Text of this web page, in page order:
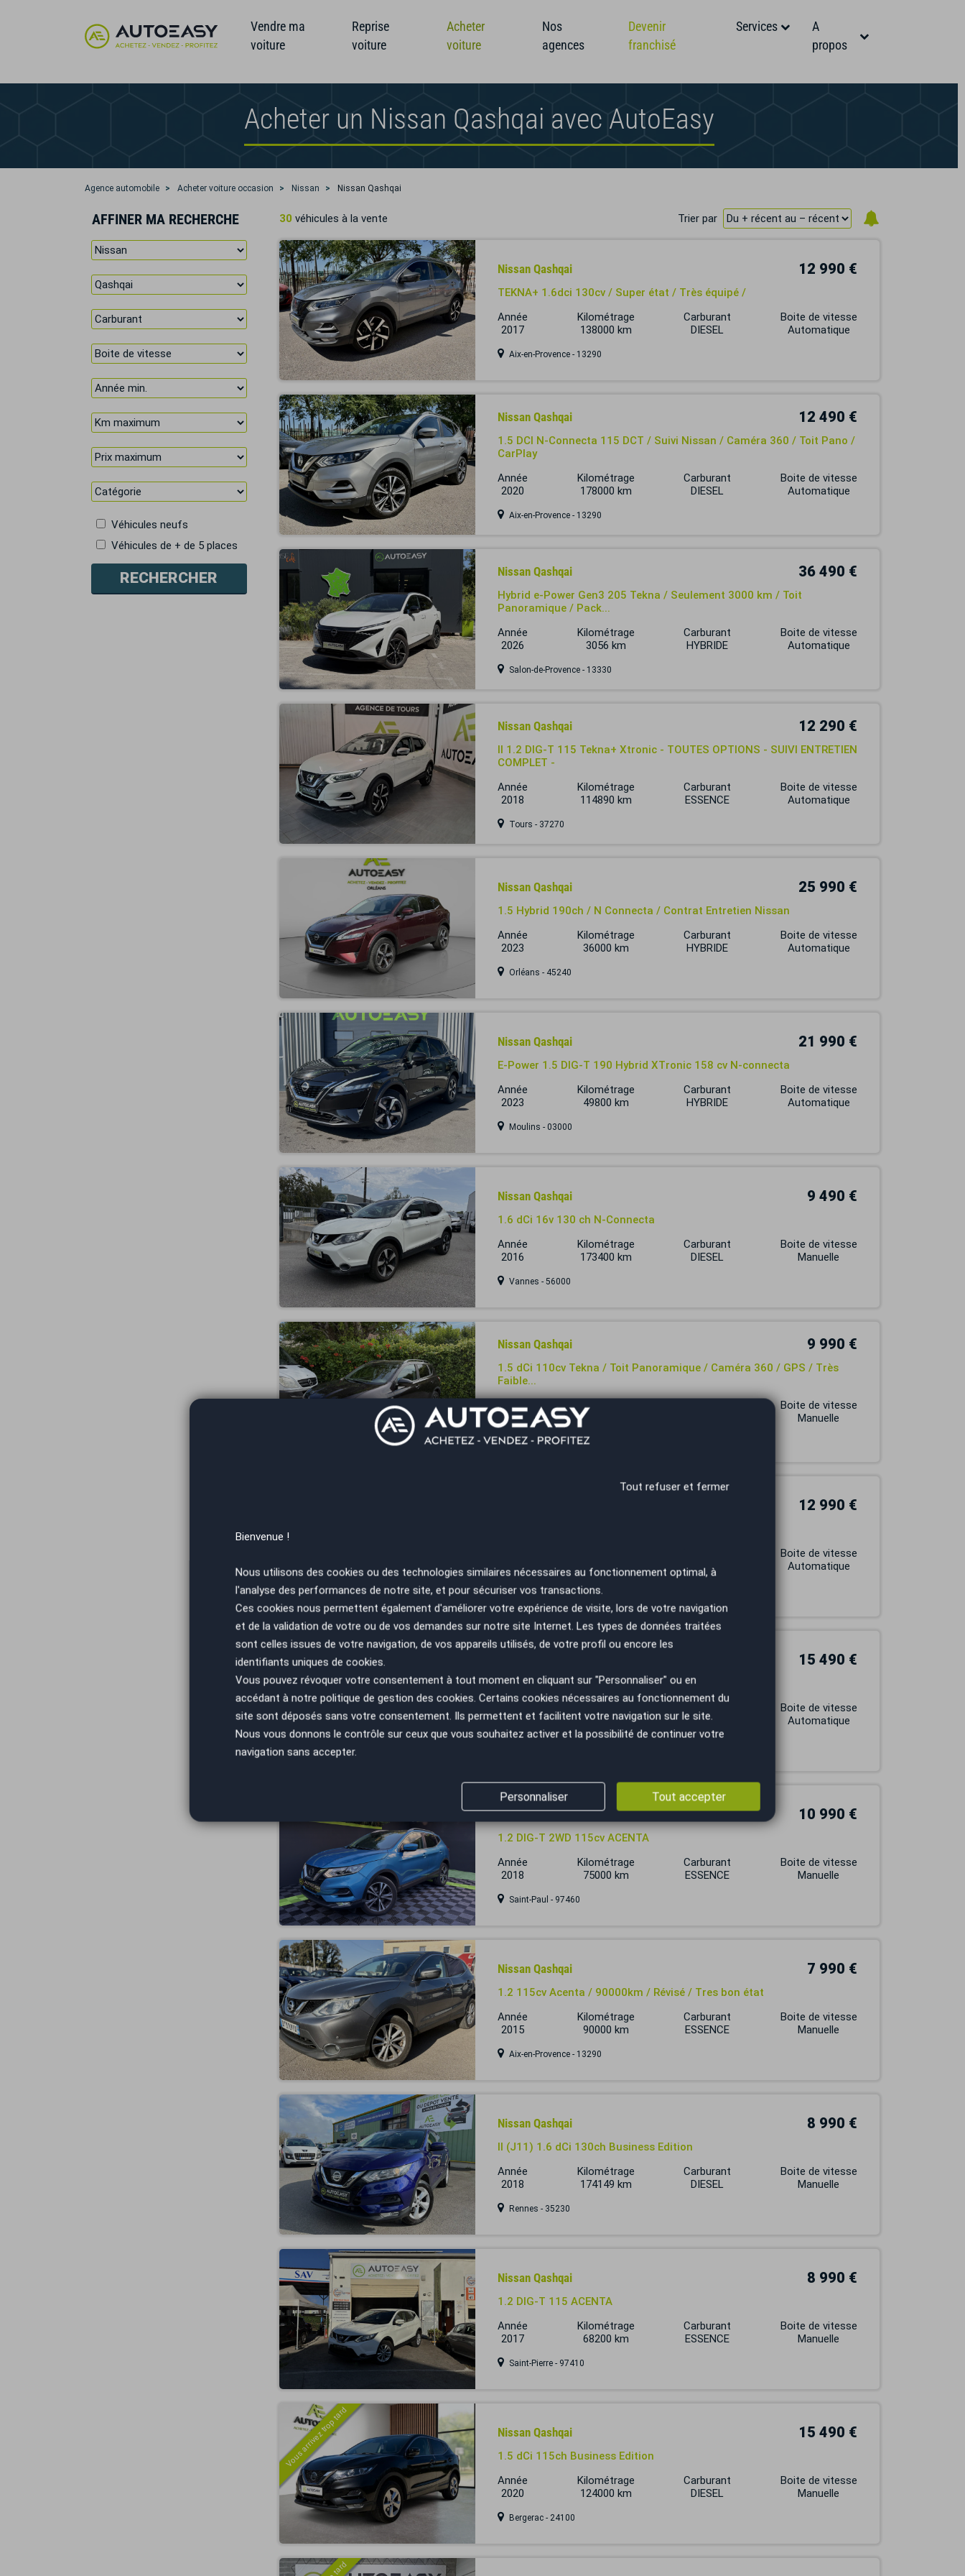
Vendre ma
voiture
Reprise
voiture
Acheter
voiture
Nos
agences
Devenir
franchisé
Services
A
propos
Acheter un Nissan Qashqai avec AutoEasy
Agence automobile Acheter voiture occasion Nissan Nissan Qashqai
AFFINER MA RECHERCHE
Véhicules neufs
Véhicules de + de 5 places
30 véhicules à la vente Trier par
Nissan Qashqai 12 990 €
TEKNA+ 1.6dci 130cv / Super état / Très équipé /
Année
2017
Kilométrage
138000 km
Carburant
DIESEL
Boite de vitesse
Automatique
Aix-en-Provence - 13290
Nissan Qashqai 12 490 €
1.5 DCI N-Connecta 115 DCT / Suivi Nissan / Caméra 360 / Toit Pano /
CarPlay
Année
2020
Kilométrage
178000 km
Carburant
DIESEL
Boite de vitesse
Automatique
Aix-en-Provence - 13290
Nissan Qashqai 36 490 €
Hybrid e-Power Gen3 205 Tekna / Seulement 3000 km / Toit
Panoramique / Pack...
Année
2026
Kilométrage
3056 km
Carburant
HYBRIDE
Boite de vitesse
Automatique
Salon-de-Provence - 13330
Nissan Qashqai 12 290 €
II 1.2 DIG-T 115 Tekna+ Xtronic - TOUTES OPTIONS - SUIVI ENTRETIEN
COMPLET -
Année
2018
Kilométrage
114890 km
Carburant
ESSENCE
Boite de vitesse
Automatique
Tours - 37270
Nissan Qashqai 25 990 €
1.5 Hybrid 190ch / N Connecta / Contrat Entretien Nissan
Année
2023
Kilométrage
36000 km
Carburant
HYBRIDE
Boite de vitesse
Automatique
Orléans - 45240
Nissan Qashqai 21 990 €
E-Power 1.5 DIG-T 190 Hybrid XTronic 158 cv N-connecta
Année
2023
Kilométrage
49800 km
Carburant
HYBRIDE
Boite de vitesse
Automatique
Moulins - 03000
Nissan Qashqai 9 490 €
1.6 dCi 16v 130 ch N-Connecta
Année
2016
Kilométrage
173400 km
Carburant
DIESEL
Boite de vitesse
Manuelle
Vannes - 56000
Nissan Qashqai 9 990 €
1.5 dCi 110cv Tekna / Toit Panoramique / Caméra 360 / GPS / Très
Faible...
Année
2013
Kilométrage
42000 km
Boite de vitesse
Manuelle
Sarrians - 84260
12 990 €
2017
170000 km
DIESEL
Boite de vitesse
Automatique
Villefranche-sur-Saône - 69400
15 490 €
1.6 DCI 130 CH X TRONIC TEKNA 48000 KMS
2016
48200 km
DIESEL
Boite de vitesse
Automatique
Nissan Qashqai 10 990 €
1.2 DIG-T 2WD 115cv ACENTA
Année
2018
Kilométrage
75000 km
Carburant
ESSENCE
Boite de vitesse
Manuelle
Saint-Paul - 97460
Nissan Qashqai 7 990 €
1.2 115cv Acenta / 90000km / Révisé / Tres bon état
Année
2015
Kilométrage
90000 km
Carburant
ESSENCE
Boite de vitesse
Manuelle
Aix-en-Provence - 13290
Nissan Qashqai 8 990 €
II (J11) 1.6 dCi 130ch Business Edition
Année
2018
Kilométrage
174149 km
Carburant
DIESEL
Boite de vitesse
Manuelle
Rennes - 35230
Nissan Qashqai 8 990 €
1.2 DIG-T 115 ACENTA
Année
2017
Kilométrage
68200 km
Carburant
ESSENCE
Boite de vitesse
Manuelle
Saint-Pierre - 97410
Vous arrivez trop tard Nissan Qashqai 15 490 €
1.5 dCi 115ch Business Edition
Année
2020
Kilométrage
124000 km
Carburant
DIESEL
Boite de vitesse
Manuelle
Bergerac - 24100
Tout refuser et fermer
Bienvenue !
Nous utilisons des cookies ou des technologies similaires nécessaires au fonctionnement optimal, à
l'analyse des performances de notre site, et pour sécuriser vos transactions.
Ces cookies nous permettent également d'améliorer votre expérience de visite, lors de votre navigation
et de la validation de votre ou de vos demandes sur notre site Internet. Les types de données traitées
sont celles issues de votre navigation, de vos appareils utilisés, de votre profil ou encore les
identifiants uniques de cookies.
Vous pouvez révoquer votre consentement à tout moment en cliquant sur "Personnaliser" ou en
accédant à notre politique de gestion des cookies. Certains cookies nécessaires au fonctionnement du
site sont déposés sans votre consentement. Ils permettent et facilitent votre navigation sur le site.
Nous vous donnons le contrôle sur ceux que vous souhaitez activer et la possibilité de continuer votre
navigation sans accepter.
Tout accepter
Personnaliser